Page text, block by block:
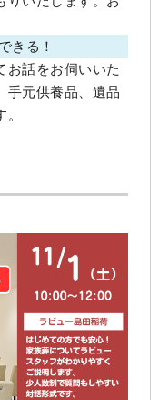
きる！
お話をお伺いいた
手元供養品、遺品